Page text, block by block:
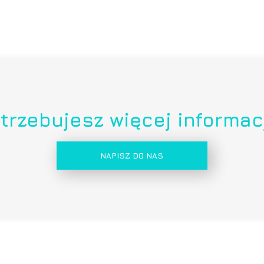
więcej
NAPISZ DO NAS